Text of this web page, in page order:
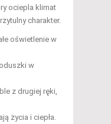
ociepla klimat
charakter.
oświetlenie w
w
z drugiej ręki,
życia i ciepła.